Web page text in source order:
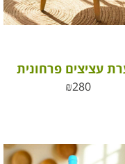
עציצים פרחונית
₪280